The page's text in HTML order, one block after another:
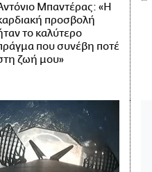
Μπαντέρας: «Η
προσβολή
το καλύτερο
που συνέβη ποτέ
ζωή μου»